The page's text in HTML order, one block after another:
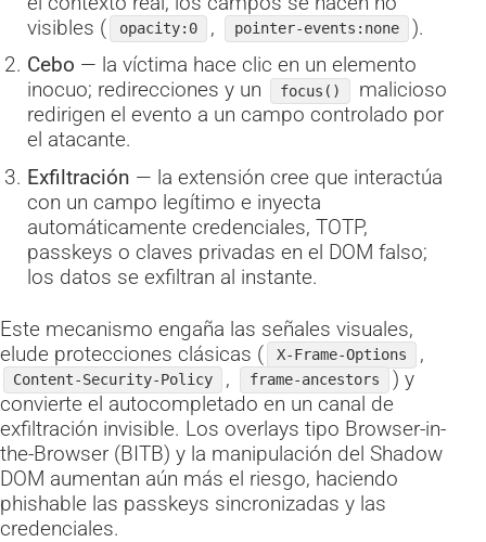
visibles (
opacity:0 , pointer-events:none
).
Cebo — la víctima hace clic en un elemento
inocuo; redirecciones y un
focus()
malicioso
redirigen el evento a un campo controlado por
el atacante.
Exfiltración — la extensión cree que interactúa
con un campo legítimo e inyecta
automáticamente credenciales, TOTP,
passkeys o claves privadas en el DOM falso;
los datos se exfiltran al instante.
Este mecanismo engaña las señales visuales,
elude protecciones clásicas (
X-Frame-Options ,
Content-Security-Policy , frame-ancestors
) y
convierte el autocompletado en un canal de
exfiltración invisible. Los overlays tipo Browser-in-
the-Browser (BITB) y la manipulación del Shadow
DOM aumentan aún más el riesgo, haciendo
phishable las passkeys sincronizadas y las
credenciales.